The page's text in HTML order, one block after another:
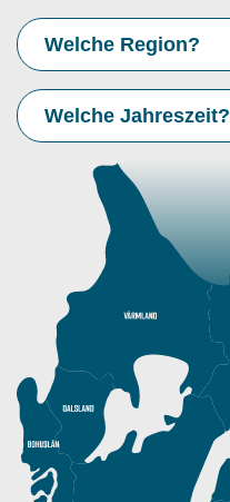
Welche Region?
Welche Jahreszeit?